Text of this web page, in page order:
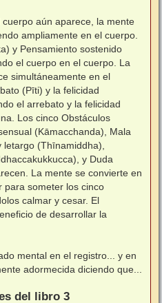
aún aparece, la mente
ampliamente en el cuerpo.
y Pensamiento sostenido
el cuerpo en el cuerpo. La
simultáneamente en el
(Pīti) y la felicidad
el arrebato y la felicidad
Los cinco Obstáculos
(Kāmacchanda), Mala
(Thīnamiddha),
y Duda
La mente se convierte en
para someter los cinco
calmar y cesar. El
de desarrollar la
mental en el registro... y en
adormecida diciendo que...
del libro 3